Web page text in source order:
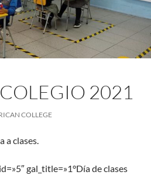
2021
COLLEGE
a clases.
gal_title=»1°Día de clases